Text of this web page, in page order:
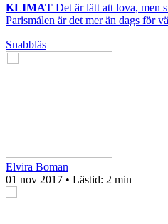
KLIMAT Det är lätt att lova, men
Parismålen är det mer än dags för
Snabbläs
Elvira Boman
01 nov 2017 • Lästid: 2 min